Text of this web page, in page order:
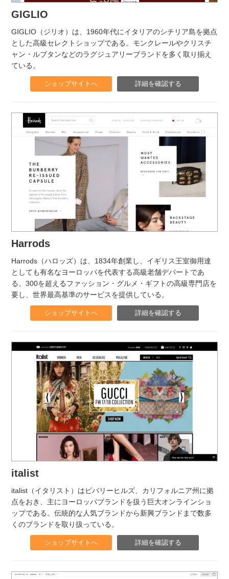
GIGLIO
GIGLIO（ジリオ）は、1960年代にイタリアのシチリア島を拠点
とした高級セレクトショップである。モンクレールやクリスチ
ャン・ルブタンなどのラグジュアリーブランドを多く取り揃え
ている。
ショップサイトへ 詳細を確認する
Harrods
Harrods（ハロッズ）は、1834年創業し、イギリス王室御用達
としても有名なヨーロッパを代表する高級老舗デパートであ
る。300を超えるファッション・グルメ・ギフトの高級専門店を
要し、世界最高基準のサービスを提供している。
ショップサイトへ 詳細を確認する
italist
italist（イタリスト）はビバリーヒルズ、カリフォルニア州に拠
点をおき、主にヨーロッパブランドを扱う巨大オンラインショ
ップである。伝統的な人気ブランドから新興ブランドまで数多
くのブランドを取り扱っている。
ショップサイトへ 詳細を確認する